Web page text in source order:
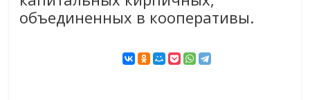
объединенных в кооперативы.